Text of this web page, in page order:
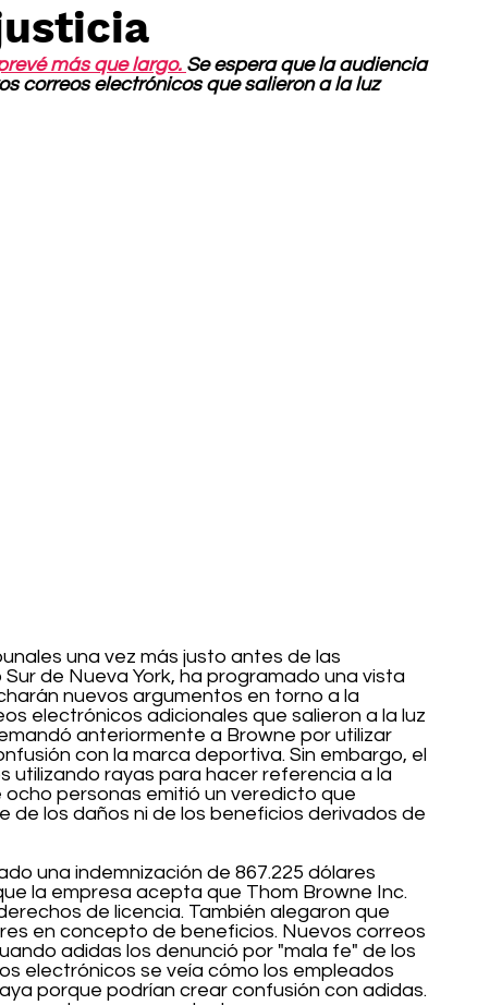
más que largo. Se espera que la audiencia
correos electrónicos que salieron a la luz
una vez más justo antes de las
de Nueva York, ha programado una vista
nuevos argumentos en torno a la
electrónicos adicionales que salieron a la luz
anteriormente a Browne por utilizar
con la marca deportiva. Sin embargo, el
utilizando rayas para hacer referencia a la
ocho personas emitió un veredicto que
los daños ni de los beneficios derivados de
una indemnización de 867.225 dólares
la empresa acepta que Thom Browne Inc.
de licencia. También alegaron que
en concepto de beneficios. Nuevos correos
adidas los denunció por "mala fe" de los
electrónicos se veía cómo los empleados
porque podrían crear confusión con adidas.